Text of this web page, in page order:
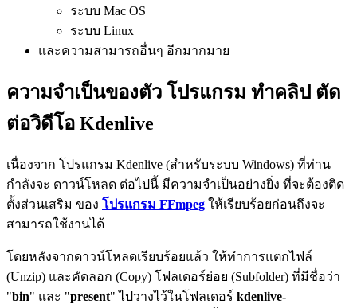
ระบบ Mac OS
ระบบ Linux
และความสามารถอื่นๆ อีกมากมาย
ความจำเป็นของตัว โปรแกรม ทำคลิป ตัด
ต่อวิดีโอ Kdenlive
เนื่องจาก โปรแกรม Kdenlive (สำหรับระบบ Windows) ที่ท่าน
กำลังจะ ดาวน์โหลด ต่อไปนี้ มีความจำเป็นอย่างยิ่ง ที่จะต้องติด
ตั้งส่วนเสริม ของ โปรแกรม FFmpeg ให้เรียบร้อยก่อนถึงจะ
สามารถใช้งานได้
โดยหลังจากดาวน์โหลดเรียบร้อยแล้ว ให้ทำการแตกไฟล์
(Unzip) และคัดลอก (Copy) โฟลเดอร์ย่อย (Subfolder) ที่มีชื่อว่า
"bin" และ "present" ไปวางไว้ในโฟลเดอร์ kdenlive-